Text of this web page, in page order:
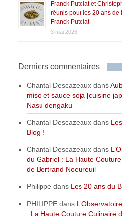
Franck Putelat et
réunis pour les 20 ans de
Franck Putelat
3 mai 2026
Derniers commentaires
Chantal Descazeaux dans
miso et sauce soja [cuisine
Nasu dengaku
Chantal Descazeaux dans
Blog !
Chantal Descazeaux dans
du Gabriel : La Haute
de Bertrand Noeureuil
Philippe dans Les 20 ans du
PHILIPPE dans
: La Haute Couture Culinaire